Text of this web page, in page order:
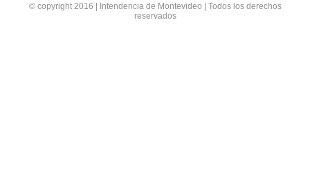
© copyright 2016 | Intendencia de Montevideo | Todos los derechos
reservados